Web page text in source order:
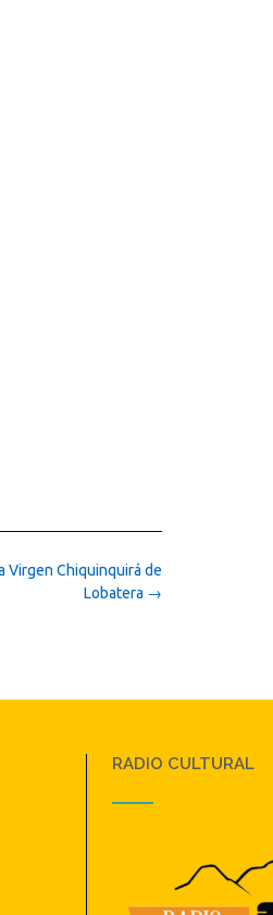
Virgen Chiquinquirá de
Lobatera →
RADIO CULTURAL